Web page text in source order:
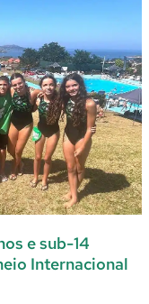
e sub-14
Internacional